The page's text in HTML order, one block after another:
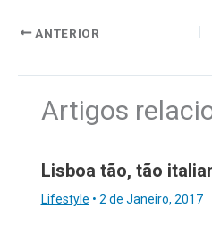
ANTERIOR
Artigos
Lisboa tão, tão
Lifestyle • 2 de Janeiro, 2017